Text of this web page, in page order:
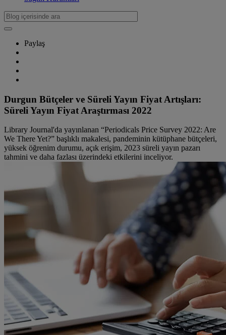
Paylaş
Durgun Bütçeler ve Süreli Yayın Fiyat Artışları:
Süreli Yayın Fiyat Araştırması 2022
Library Journal'da yayınlanan “Periodicals Price Survey 2022: Are
We There Yet?” başlıklı makalesi, pandeminin kütüphane bütçeleri,
yüksek öğrenim durumu, açık erişim, 2023 süreli yayın pazarı
tahmini ve daha fazlası üzerindeki etkilerini inceliyor.